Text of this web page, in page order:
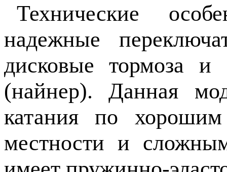
Технические
надежные
дисковые тормоза
(найнер). Данная
катания по
местности и